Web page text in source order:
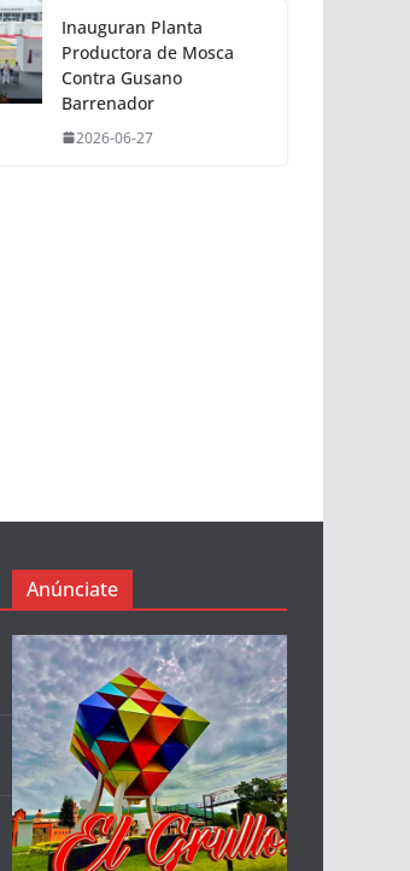
Inauguran Planta
Productora de Mosca
Contra Gusano
Barrenador
2026-06-27
Anúnciate